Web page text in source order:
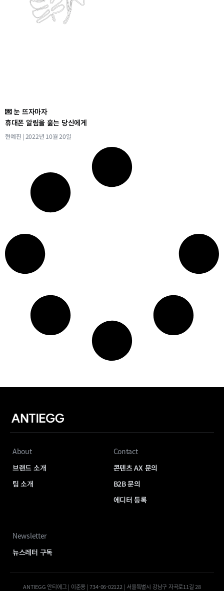
💌 눈 뜨자마자
휴대폰 알림을 훑는 당신에게
현예진 2022년 10월 20일
About
브랜드 소개
팀 소개
Contact
콘텐츠 AX 문의
B2B 문의
에디터 등록
Newsletter
뉴스레터 구독
ANTIEGG 안티에그 | 이준용 | 734-06-02122 | 서울특별시 강남구 자곡로11길 28